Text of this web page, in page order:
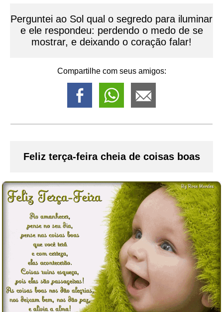
Perguntei ao Sol qual o segredo para iluminar
e ele respondeu: perdendo o medo de se
mostrar, e deixando o coração falar!
Compartilhe com seus amigos:
Feliz terça-feira cheia de coisas boas